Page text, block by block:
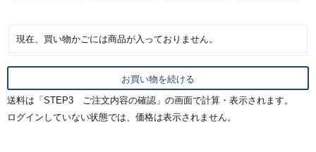
現在、買い物かごには商品が入っておりません。
送料は「STEP3 ご注文内容の確認」の画面で計算・表示されます。
ログインしていない状態では、価格は表示されません。